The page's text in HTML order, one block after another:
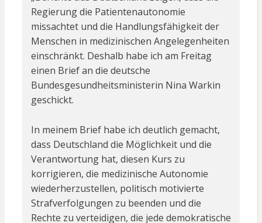
Regierung die Patientenautonomie
missachtet und die Handlungsfähigkeit der
Menschen in medizinischen Angelegenheiten
einschränkt. Deshalb habe ich am Freitag
einen Brief an die deutsche
Bundesgesundheitsministerin Nina Warkin
geschickt.
In meinem Brief habe ich deutlich gemacht,
dass Deutschland die Möglichkeit und die
Verantwortung hat, diesen Kurs zu
korrigieren, die medizinische Autonomie
wiederherzustellen, politisch motivierte
Strafverfolgungen zu beenden und die
Rechte zu verteidigen, die jede demokratische